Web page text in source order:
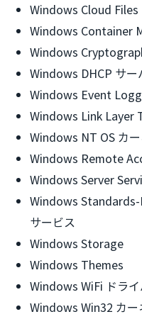
Windows Cloud
Windows Container
Windows
Windows DHCP サー
Windows Event
Windows Link Layer
Windows NT OS カ
Windows Remote
Windows Server
Windows
サービス
Windows Storage
Windows Themes
Windows WiFi ドライ
Windows Win32 カ